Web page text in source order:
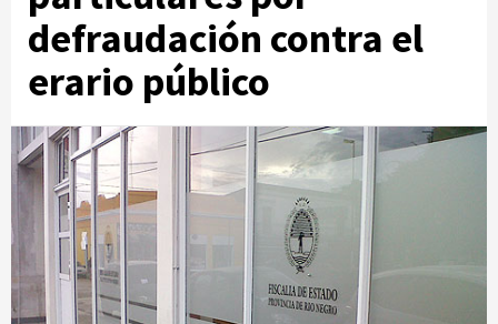
defraudación contra el
erario público